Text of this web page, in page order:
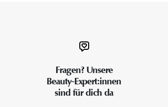
Fragen? Unsere
Beauty-Expert:innen
sind für dich da